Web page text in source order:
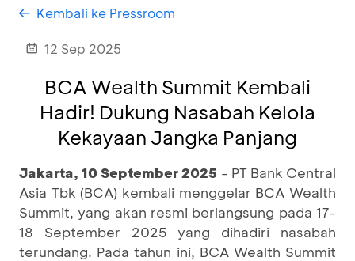
Kembali ke Pressroom
12 Sep 2025
BCA Wealth Summit Kembali
Hadir! Dukung Nasabah Kelola
Kekayaan Jangka Panjang
Jakarta, 10 September 2025 - PT Bank Central
Asia Tbk (BCA) kembali menggelar BCA Wealth
Summit, yang akan resmi berlangsung pada 17-
18 September 2025 yang dihadiri nasabah
terundang. Pada tahun ini, BCA Wealth Summit